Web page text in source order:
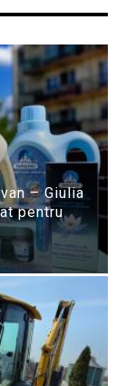
– Giulia
pentru